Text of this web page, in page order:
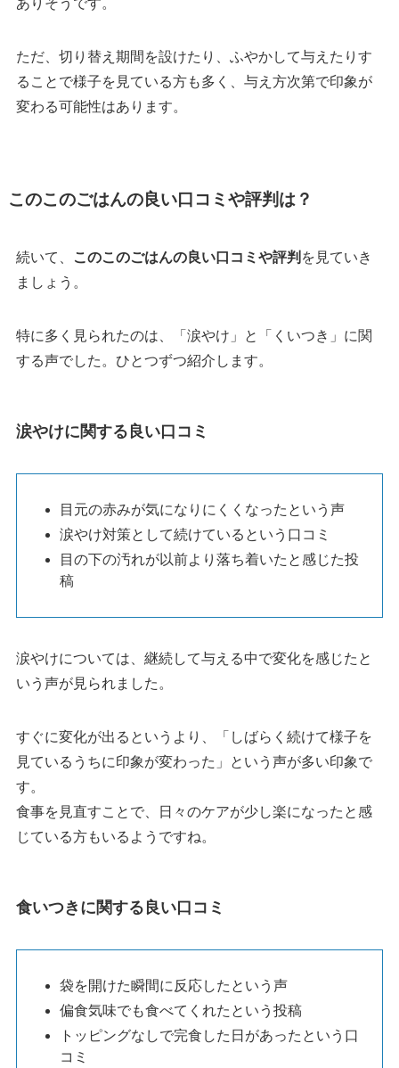
ただ、切り替え期間を設けたり、ふやかして与えたりす
ることで様子を見ている方も多く、与え方次第で印象が
変わる可能性はあります。
このこのごはんの良い口コミや評判は？
続いて、 このこのごはんの良い口コミや評判 を見ていき
ましょう。
特に多く見られたのは、「涙やけ」と「くいつき」に関
する声でした。ひとつずつ紹介します。
涙やけに関する良い口コミ
目元の赤みが気になりにくくなったという声
涙やけ対策として続けているという口コミ
目の下の汚れが以前より落ち着いたと感じた投
稿
涙やけについては、継続して与える中で変化を感じたと
いう声が見られました。
すぐに変化が出るというより、「しばらく続けて様子を
見ているうちに印象が変わった」という声が多い印象で
す。
食事を見直すことで、日々のケアが少し楽になったと感
じている方もいるようですね。
食いつきに関する良い口コミ
袋を開けた瞬間に反応したという声
偏食気味でも食べてくれたという投稿
トッピングなしで完食した日があったという口
コミ